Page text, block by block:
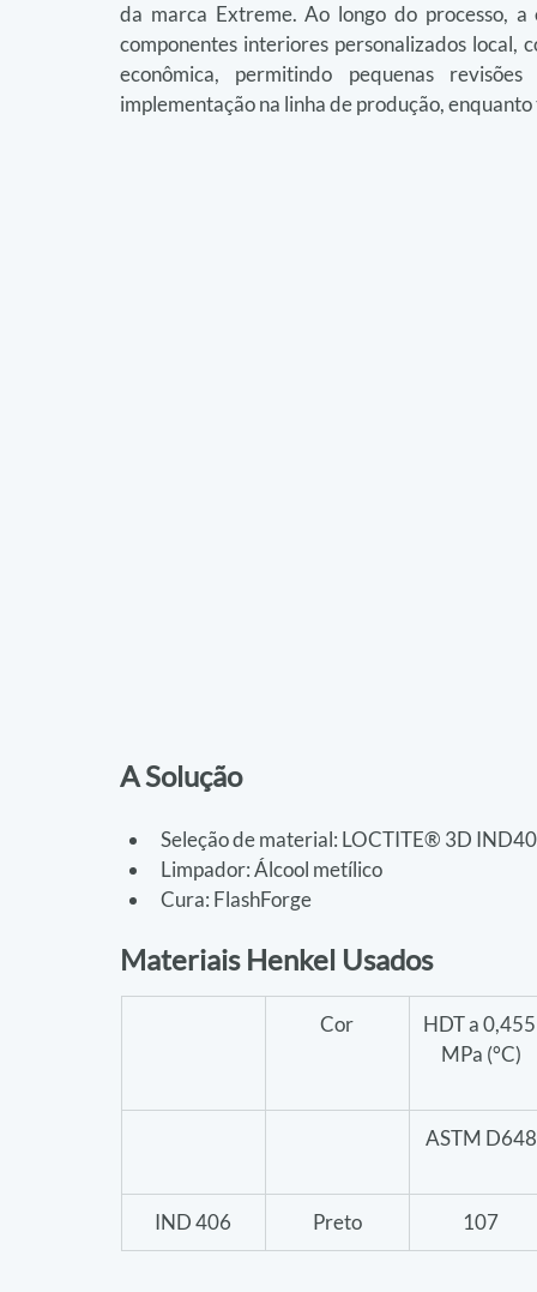
da marca Extreme. Ao longo do processo,
componentes interiores personalizados local,
econômica, permitindo pequenas
implementação na linha de produção,
A Solução
Seleção de material: LOCTITE® 3D
Limpador: Álcool metílico
Cura: FlashForge
Materiais Henkel Usados
Cor
HDT a
MPa (°C)
ASTM D648
IND 406 Preto 107